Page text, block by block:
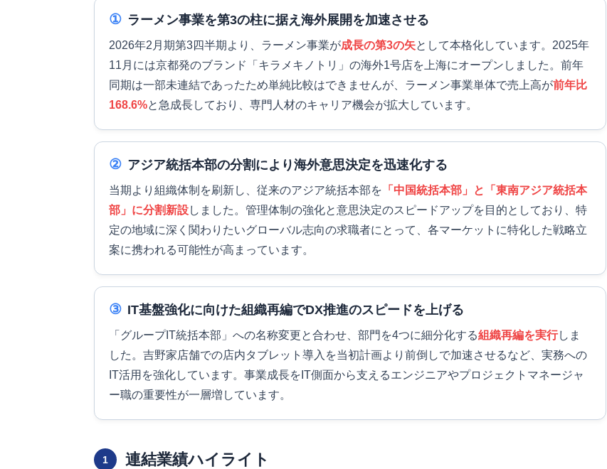
① ラーメン事業を第3の柱に据え海外展開を加速させる
2026年2月期第3四半期より、ラーメン事業が成長の第3の矢として本格化しています。2025年
11月には京都発のブランド「キラメキノトリ」の海外1号店を上海にオープンしました。前年
同期は一部未連結であったため単純比較はできませんが、ラーメン事業単体で売上高が前年比
168.6%と急成長しており、専門人材のキャリア機会が拡大しています。
② アジア統括本部の分割により海外意思決定を迅速化する
当期より組織体制を刷新し、従来のアジア統括本部を 「中国統括本部」と「東南アジア統括本
部」に分割新設しました。管理体制の強化と意思決定のスピードアップを目的としており、特
定の地域に深く関わりたいグローバル志向の求職者にとって、各マーケットに特化した戦略立
案に携われる可能性が高まっています。
③ IT基盤強化に向けた組織再編でDX推進のスピードを上げる
「グループIT統括本部」への名称変更と合わせ、部門を4つに細分化する組織再編を実行しま
した。吉野家店舗での店内タブレット導入を当初計画より前倒しで加速させるなど、実務への
IT活用を強化しています。事業成長をIT側面から支えるエンジニアやプロジェクトマネージャ
ー職の重要性が一層増しています。
1 連結業績ハイライト